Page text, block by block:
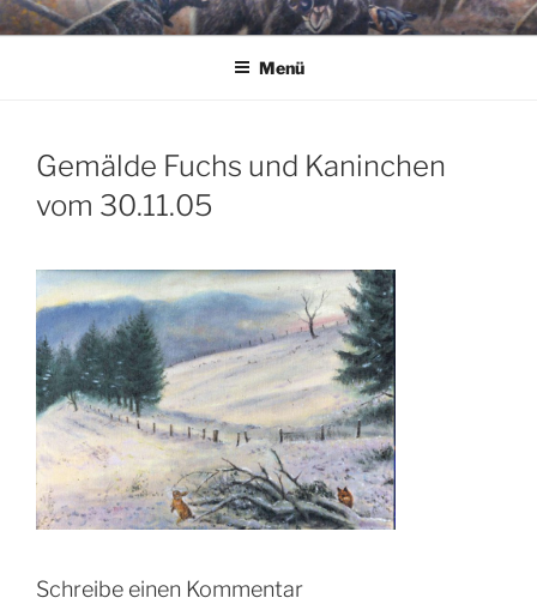
Zum
InhaltJAGDMALER THOMAS BOLD
Menü
Gemälde Fuchs und Kaninchen
vom 30.11.05
Schreibe einen Kommentar